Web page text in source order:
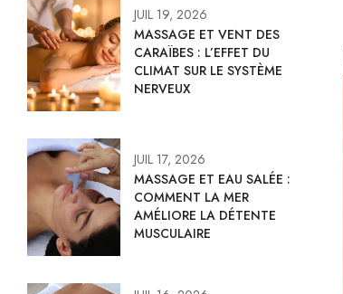
JUIL 19, 2026
MASSAGE ET VENT DES
CARAÏBES : L’EFFET DU
CLIMAT SUR LE SYSTÈME
NERVEUX
JUIL 17, 2026
MASSAGE ET EAU SALÉE :
COMMENT LA MER
AMÉLIORE LA DÉTENTE
MUSCULAIRE